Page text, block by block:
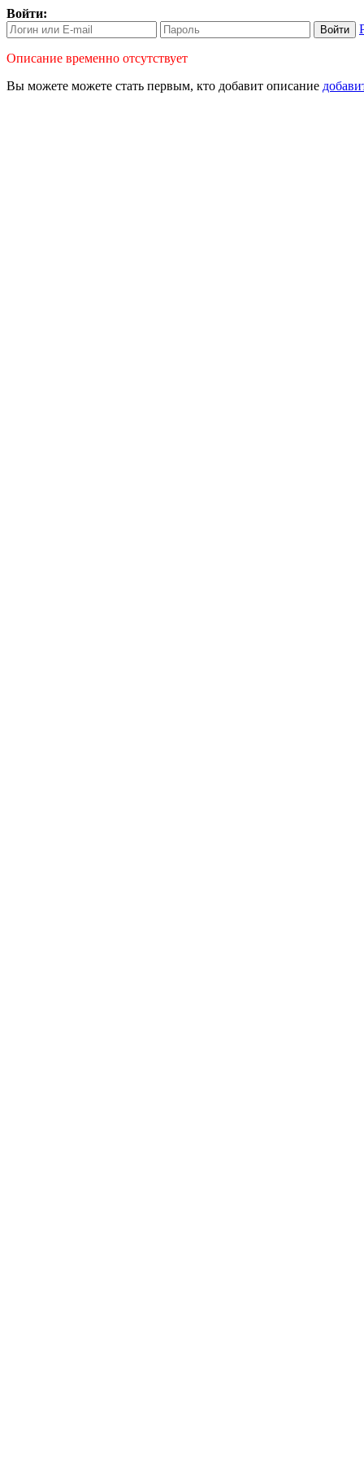
Войти:
Войти
Описание временно отсутствует
Вы можете можете стать первым, кто добавит описание